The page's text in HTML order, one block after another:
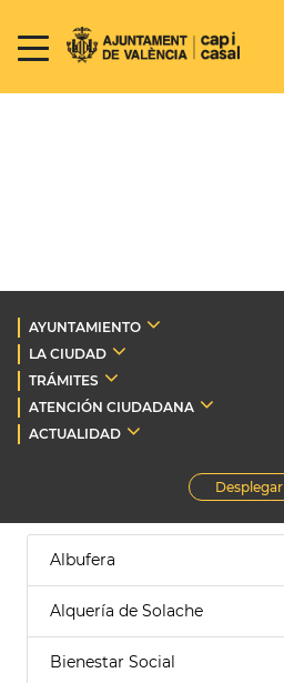
AYUNTAMIENTO
LA CIUDAD
TRÁMITES
ATENCIÓN CIUDADANA
ACTUALIDAD
Desplegar
Albufera
Alquería de Solache
Bienestar Social